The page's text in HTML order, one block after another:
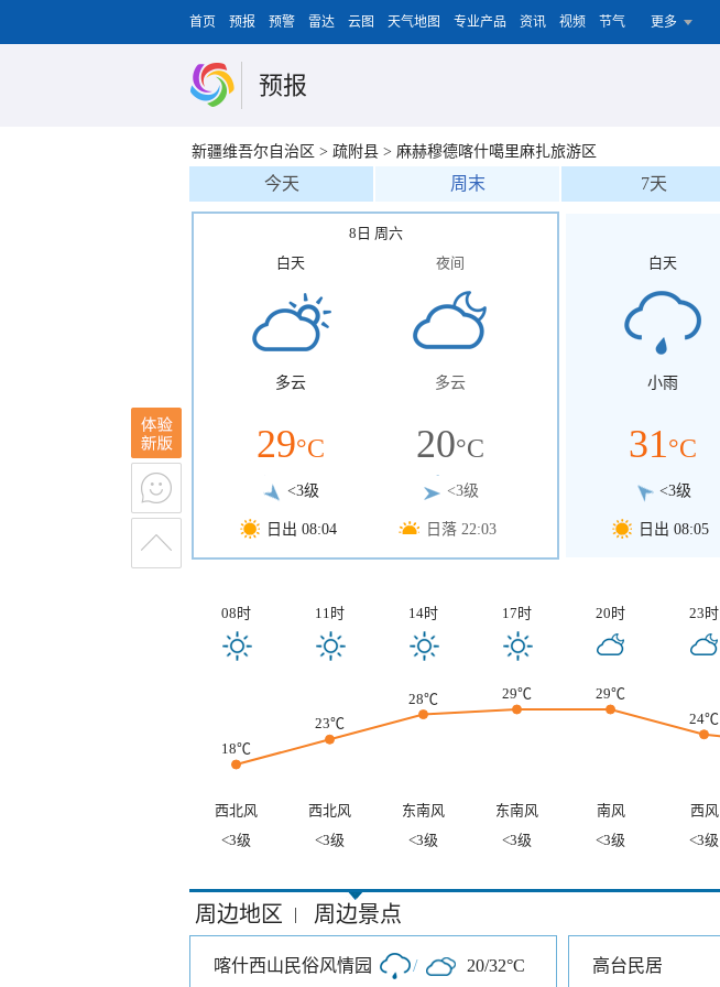
首页 预报 预警 雷达 云图 天气地图 专业产品 资讯 视频 节气 更多
预报
新疆维吾尔自治区 > 疏附县 > 麻赫穆德喀什噶里麻扎旅游区
今天 周末 7天
8日 周六
白天
多云
29°C
<3级
日出 08:04
夜间
多云
20°C
<3级
日落 22:03
白天
小雨
31°C
<3级
日出 08:05
08时 11时 14时 17时 20时 23时
18℃
23℃
28℃ 29℃
29℃
24℃
西北风 西北风 东南风 东南风 南风 西风
<3级
<3级 <3级 <3级 <3级 <3级
周边地区 | 周边景点
喀什西山民俗风情园 / 20/32°C 高台民居